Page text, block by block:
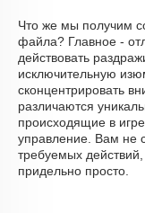
Что же мы получим
файла? Главное -
действовать
исключительную
сконцентрировать
различаются
происходящие в
управление. Вам не
требуемых
придельно просто.